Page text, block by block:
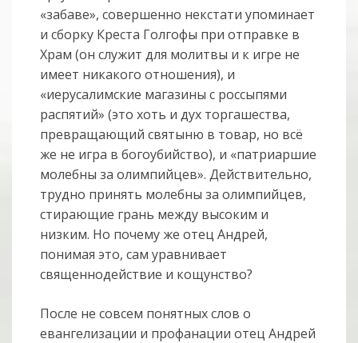
«забаве», совершенно некстати упоминает
и сборку Креста Голгофы при отправке в
Храм (он служит для молитвы и к игре не
имеет никакого отношения), и
«иерусалимские магазины с россыпями
распятий» (это хоть и дух торгашества,
превращающий святыню в товар, но всё
же не игра в богоубийство), и «патриаршие
молебны за олимпийцев». Действительно,
трудно принять молебны за олимпийцев,
стирающие грань между высоким и
низким. Но почему же отец Андрей,
понимая это, сам уравнивает
священнодействие и кощунство?
После не совсем понятных слов о
евангелизации и профанации отец Андрей